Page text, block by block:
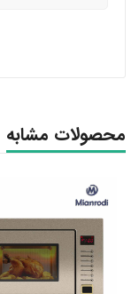
محصولات مشابه